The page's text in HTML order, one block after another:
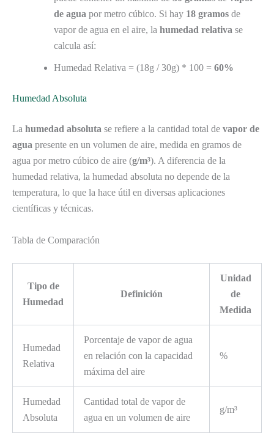
de agua por metro cúbico. Si hay 18 gramos de
vapor de agua en el aire, la humedad relativa se
calcula así:
Humedad Relativa = (18g / 30g) * 100 = 60%
Humedad Absoluta
La humedad absoluta se refiere a la cantidad total de vapor de
agua presente en un volumen de aire, medida en gramos de
agua por metro cúbico de aire (g/m³). A diferencia de la
humedad relativa, la humedad absoluta no depende de la
temperatura, lo que la hace útil en diversas aplicaciones
científicas y técnicas.
Tabla de Comparación
Tipo de
Humedad
Definición
Unidad
de
Medida
Humedad
Relativa
Porcentaje de vapor de agua
en relación con la capacidad
máxima del aire
%
Humedad
Absoluta
Cantidad total de vapor de
agua en un volumen de aire
g/m³